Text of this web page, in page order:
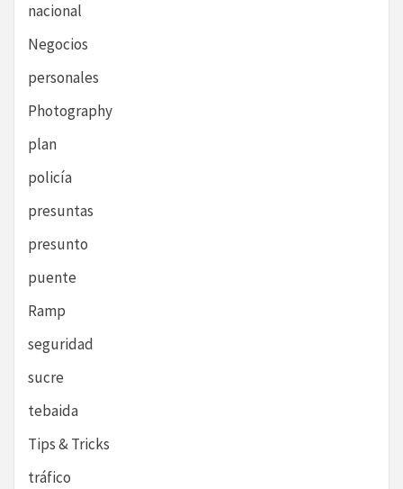
nacional
Negocios
personales
Photography
plan
policía
presuntas
presunto
puente
Ramp
seguridad
sucre
tebaida
Tips & Tricks
tráfico